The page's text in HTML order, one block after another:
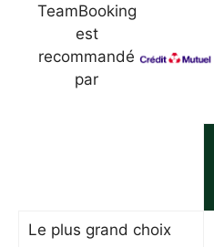
TeamBooking
est
recommandé
par
Le plus grand choix